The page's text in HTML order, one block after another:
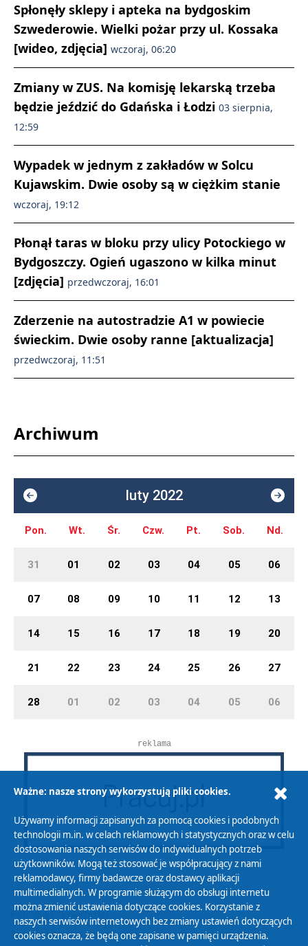
Spłonęły sklepy i apteka na bydgoskim
Szwederowie. Wielki pożar przy ul. Kossaka
[wideo, zdjęcia] wczoraj, 06:20
Zmiany w ZUS. Na komisję lekarską trzeba
będzie jeździć do Gdańska i Łodzi 03 sierpnia,
12:59
Wypadek w jednym z zakładów w Solcu
Kujawskim. Dwie osoby są w ciężkim stanie
wczoraj, 19:12
Płonął taras w bloku przy ulicy Potockiego w
Bydgoszczy. Ogień ugaszono w kilka minut
[zdjęcia] przedwczoraj, 16:01
Zderzenie na autostradzie A1 w powiecie
świeckim. Dwie osoby ranne [aktualizacja]
przedwczoraj, 11:51
Archiwum
luty 2022
Pon. Wt. Śr. Czw. Pt. Sob. Nd.
31 01 02 03 04 05 06
07 08 09 10 11 12 13
14 15 16 17 18 19 20
21 22 23 24 25 26 27
28 01 02 03 04 05 06
reklama
Polityka Prywatności
Zasady korzystania z Serwisu
Ważne: nasze strony wykorzystują pliki cookies.
Używamy informacji zapisanych za pomocą cookies i podobnych
technologii m.in. w celach reklamowych i statystycznych oraz w celu
dostosowania naszych serwisów do indywidualnych potrzeb
użytkowników. Mogą też stosować je współpracujący z nami
reklamodawcy, firmy badawcze oraz dostawcy aplikacji
multimedialnych. W programie służącym do obsługi internetu
można zmienić ustawienia dotyczące cookies. Korzystanie z
naszych serwisów internetowych bez zmiany ustawień dotyczących
cookies oznacza, że będą one zapisane w pamięci urządzenia.